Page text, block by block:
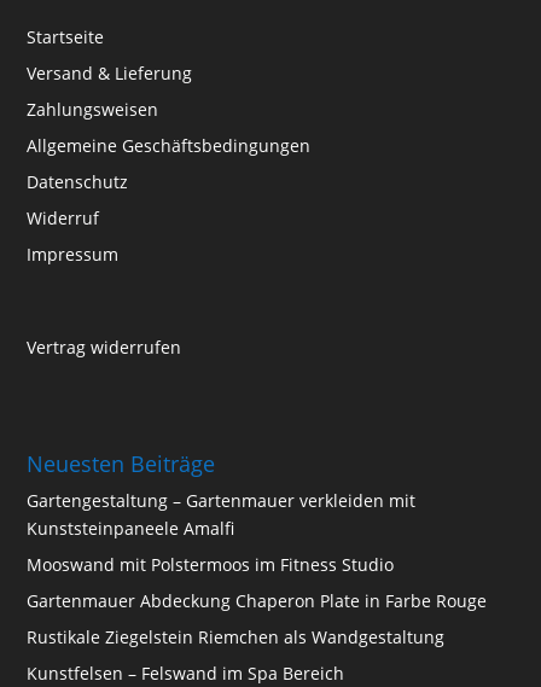
Startseite
Versand & Lieferung
Zahlungsweisen
Allgemeine Geschäftsbedingungen
Datenschutz
Widerruf
Impressum
Vertrag widerrufen
Neuesten Beiträge
Gartengestaltung – Gartenmauer verkleiden mit
Kunststeinpaneele Amalfi
Mooswand mit Polstermoos im Fitness Studio
Gartenmauer Abdeckung Chaperon Plate in Farbe Rouge
Rustikale Ziegelstein Riemchen als Wandgestaltung
Kunstfelsen – Felswand im Spa Bereich